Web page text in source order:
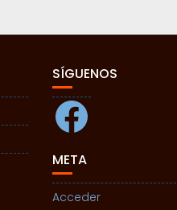
SÍGUENOS
Facebook
META
Acceder